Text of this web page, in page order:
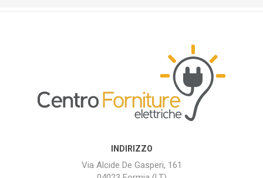
INDIRIZZO
Via Alcide De Gasperi, 161